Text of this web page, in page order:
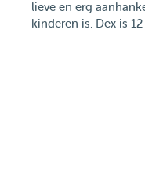
lieve en erg
kinderen is. Dex is 12